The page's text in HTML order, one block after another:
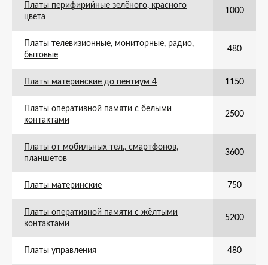
Платы перифирийные зелёного, красного
цвета
1000
Платы телевизионные, мониторные, радио,
бытовые
480
Платы материнские до пентиум 4 1150
Платы оперативной памяти с белыми
контактами
2500
Платы от мобильных тел., смартфонов,
планшетов
3600
Платы материнские 750
Платы оперативной памяти с жёлтыми
контактами
5200
Платы управления 480